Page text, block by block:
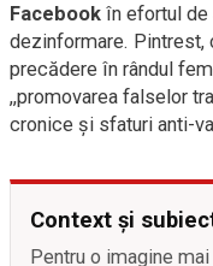
Facebook în efortul de
dezinformare. Pintrest,
precădere în rândul
,,promovarea falselor
cronice și sfaturi anti-
Context și
Pentru o imagine